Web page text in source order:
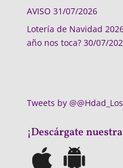
AVISO 31/07/2026
Lotería de Navidad
año nos toca? 30/07/
Tweets by
¡Descárgate